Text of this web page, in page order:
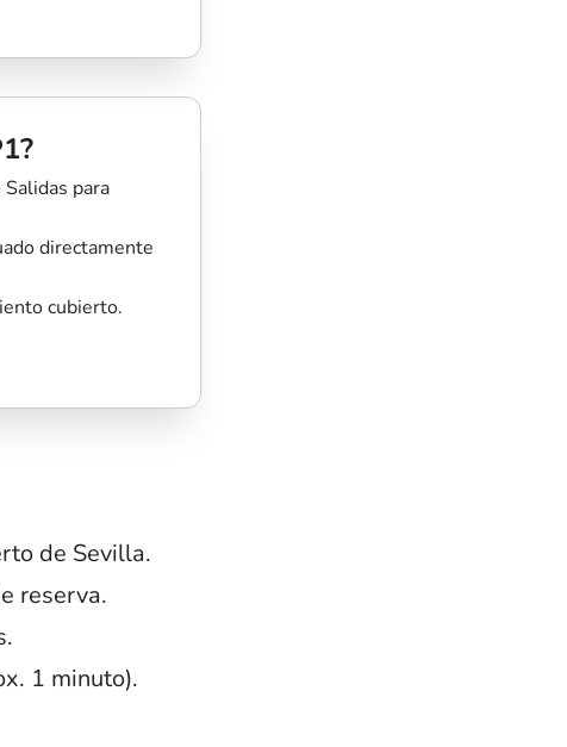
para
directamente
cubierto.
de Sevilla.
reserva.
1 minuto).